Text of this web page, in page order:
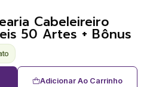
Cabeleireiro
50 Artes + Bônus
Adicionar Ao Carrinho